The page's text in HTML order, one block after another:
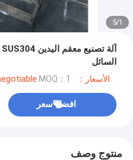
1
/
5
السائل
الأسعار：negotiable MOQ：1
افضل سعر
منتوج وصف